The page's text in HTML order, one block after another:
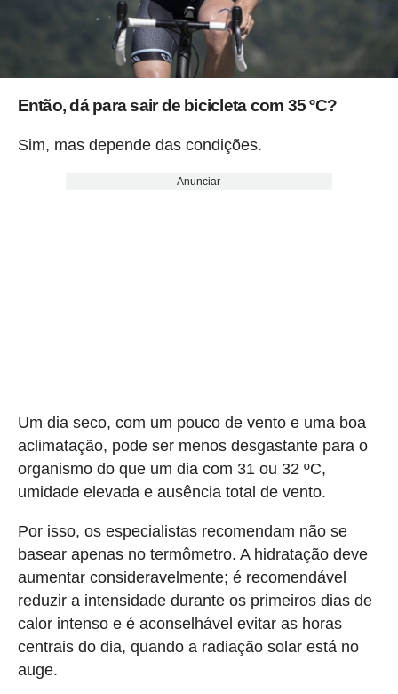
Então, dá para sair de bicicleta com 35 ºC?
Sim, mas depende das condições.
Anunciar
Um dia seco, com um pouco de vento e uma boa
aclimatação, pode ser menos desgastante para o
organismo do que um dia com 31 ou 32 ºC,
umidade elevada e ausência total de vento.
Por isso, os especialistas recomendam não se
basear apenas no termômetro. A hidratação deve
aumentar consideravelmente; é recomendável
reduzir a intensidade durante os primeiros dias de
calor intenso e é aconselhável evitar as horas
centrais do dia, quando a radiação solar está no
auge.